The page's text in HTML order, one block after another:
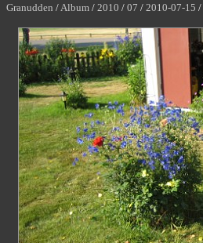
Granudden /Album / 2010 / 07 / 2010-07-15 /